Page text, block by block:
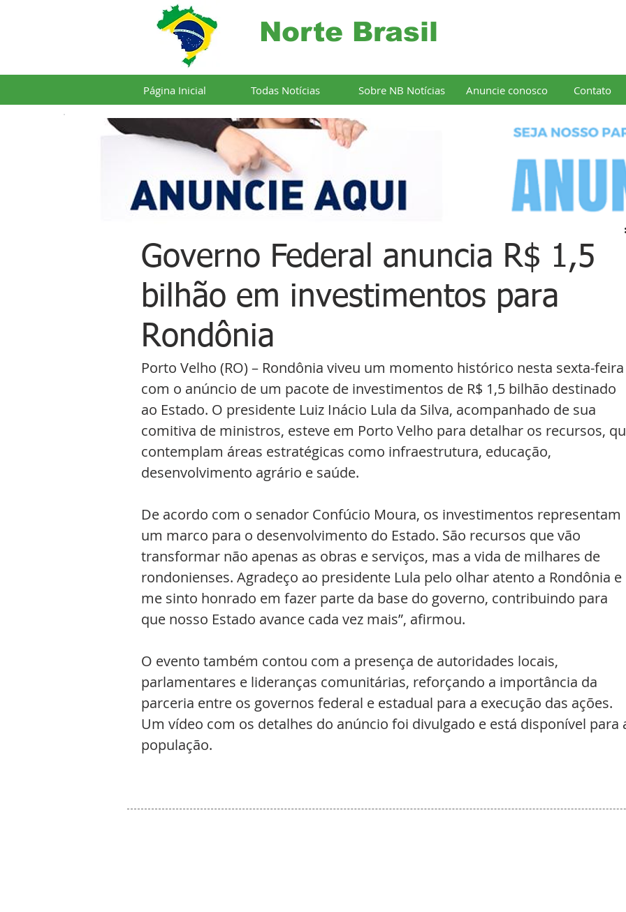
Norte Brasil
Página Inicial Todas Notícias Sobre NB Notícias Anuncie conosco Contato
Governo Federal anuncia R$ 1,5
bilhão em investimentos para
Rondônia
Porto Velho (RO) – Rondônia viveu um momento histórico nesta sexta-
com o anúncio de um pacote de investimentos de R$ 1,5 bilhão destinado
ao Estado. O presidente Luiz Inácio Lula da Silva, acompanhado de sua
comitiva de ministros, esteve em Porto Velho para detalhar os recursos,
contemplam áreas estratégicas como infraestrutura, educação,
desenvolvimento agrário e saúde.
De acordo com o senador Confúcio Moura, os investimentos representam
um marco para o desenvolvimento do Estado. São recursos que vão
transformar não apenas as obras e serviços, mas a vida de milhares de
rondonienses. Agradeço ao presidente Lula pelo olhar atento a Rondônia e
me sinto honrado em fazer parte da base do governo, contribuindo para
que nosso Estado avance cada vez mais”, afirmou.
O evento também contou com a presença de autoridades locais,
parlamentares e lideranças comunitárias, reforçando a importância da
parceria entre os governos federal e estadual para a execução das ações.
Um vídeo com os detalhes do anúncio foi divulgado e está disponível para
população.